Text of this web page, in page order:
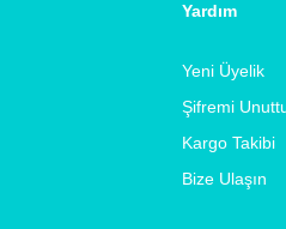
Yardım
Yeni Üyelik
Şifremi
Kargo Takibi
Bize Ulaşın